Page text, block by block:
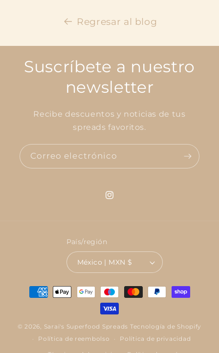
Regresar al blog
Suscríbete a nuestro
newsletter
Recibe descuentos y noticias de tus
spreads favoritos.
Correo electrónico
Instagram
País/región
México | MXN $
Formas
© 2026, Sarai's Superfood Spreads Tecnología de Shopify
Política de reembolso
Política de privacidad